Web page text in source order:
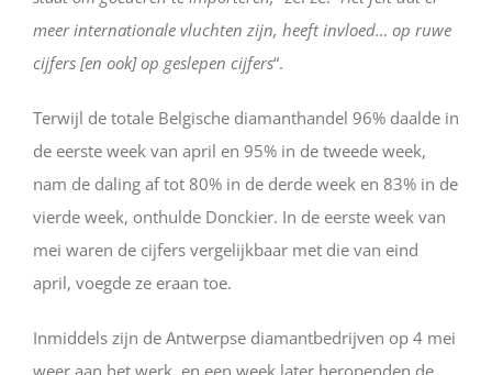
meer internationale vluchten zijn, heeft invloed… op ruwe
cijfers [en ook] op geslepen cijfers“.
Terwijl de totale Belgische diamanthandel 96% daalde in
de eerste week van april en 95% in de tweede week,
nam de daling af tot 80% in de derde week en 83% in de
vierde week, onthulde Donckier. In de eerste week van
mei waren de cijfers vergelijkbaar met die van eind
april, voegde ze eraan toe.
Inmiddels zijn de Antwerpse diamantbedrijven op 4 mei